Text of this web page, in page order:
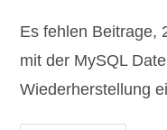
Es fehlen Beitrage,
mit der MySQL
Wiederherstellung